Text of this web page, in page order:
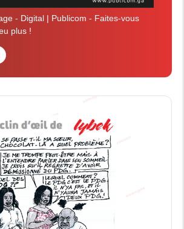
- Digital | Publicom - Faites-vous
plus !